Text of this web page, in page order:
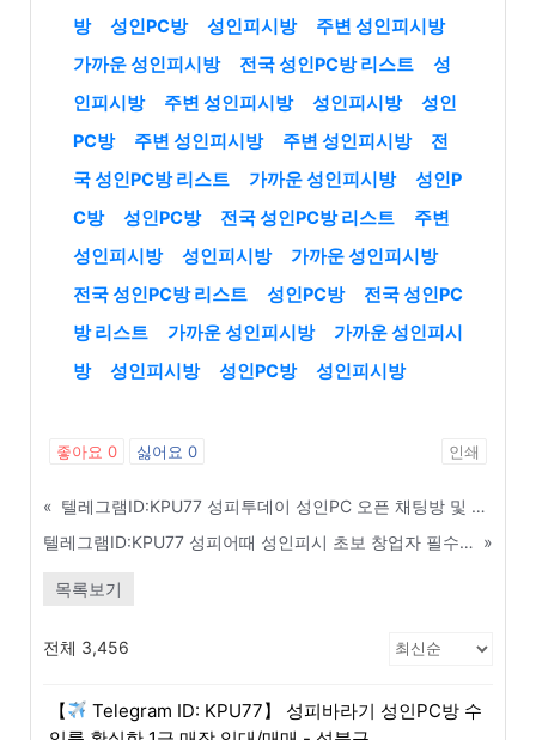
방
성인PC방 성인피시방
주변 성인피시방
가까운 성인피시방
전국 성인PC방 리스트
성
인피시방
주변 성인피시방 성인피시방
성인
PC방
주변 성인피시방 주변 성인피시방
전
국 성인PC방 리스트
가까운 성인피시방
성인P
C방
성인PC방 전국 성인PC방 리스트
주변
성인피시방
성인피시방
가까운 성인피시방
전국 성인PC방 리스트
성인PC방
전국 성인PC
방 리스트
가까운 성인피시방
가까운 성인피시
방
성인피시방 성인PC방 성인피시방
좋아요 0 싫어요 0 인쇄
«
텔레그램ID:KPU77 성피투데이 성인PC 오픈 채팅방 및 커뮤니티 활용 마케팅 - 가평
텔레그램ID:KPU77 성피어때 성인피시 초보 창업자 필수 매출 극대화 방법 - 서산
»
목록보기
전체 3,456
【
Telegram ID: KPU77】 성피바라기 성인PC방 수